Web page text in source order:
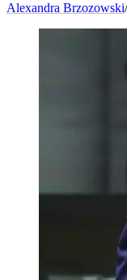
Alexandra Brzozowski/